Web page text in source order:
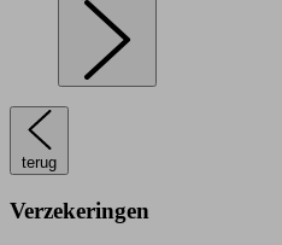
terug
Verzekeringen